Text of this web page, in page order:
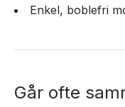
Enkel, boblefri
Går ofte